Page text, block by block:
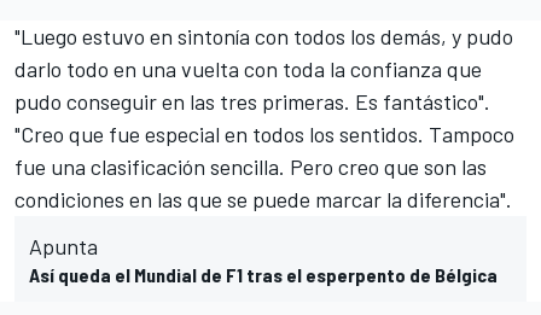
"Luego estuvo en sintonía con todos los demás, y pudo
darlo todo en una vuelta con toda la confianza que
pudo conseguir en las tres primeras. Es fantástico".
"Creo que fue especial en todos los sentidos. Tampoco
fue una clasificación sencilla. Pero creo que son las
condiciones en las que se puede marcar la diferencia".
Apunta
Así queda el Mundial de F1 tras el esperpento de Bélgica